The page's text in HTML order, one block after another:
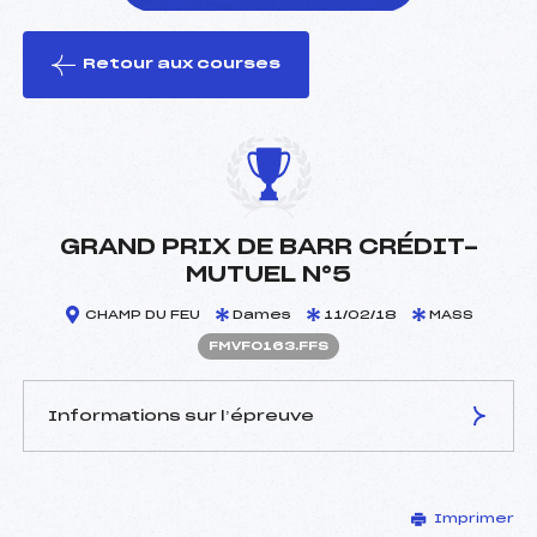
le ski
Retour aux courses
GRAND PRIX DE BARR CRÉDIT-
MUTUEL N°5
CHAMP DU FEU Dames 11/02/18 MASS
FMVF0163.FFS
Informations sur l’épreuve
NUSSBAUM GERARD ()
Imprimer